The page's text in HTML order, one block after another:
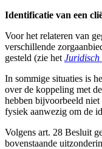
Identificatie van een
Voor het relateren van
verschillende
gesteld (zie het Juridisch
In sommige situaties is
over de koppeling met
hebben bijvoorbeeld
fysiek aanwezig om de
Volgens art. 28 Besluit
bovenstaande